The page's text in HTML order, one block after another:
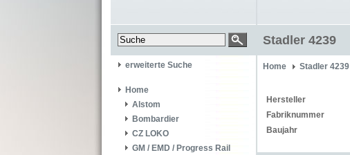
Stadler 4239
erweiterte Suche
Home
Alstom
Bombardier
CZ LOKO
GM / EMD / Progress Rail
Home Stadler 4239
Hersteller
Fabriknummer
Baujahr